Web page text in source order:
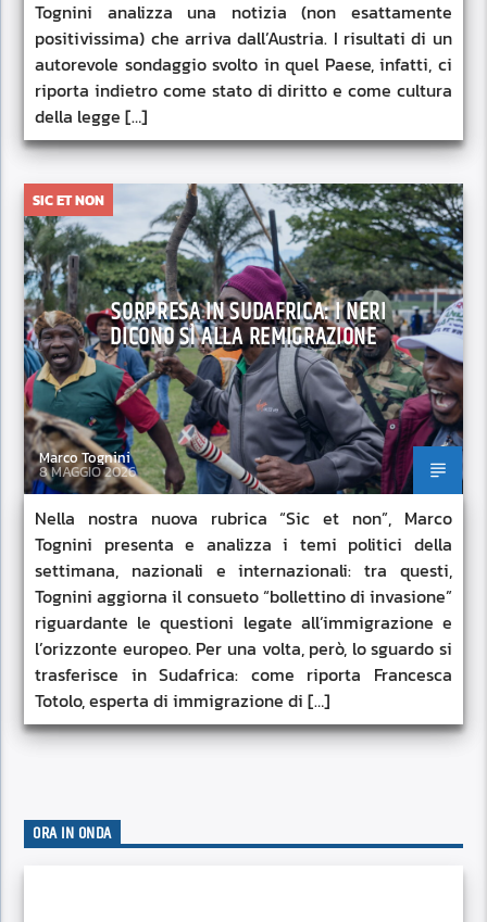
Tognini analizza una notizia (non esattamente
positivissima) che arriva dall’Austria. I risultati di un
autorevole sondaggio svolto in quel Paese, infatti, ci
riporta indietro come stato di diritto e come cultura
della legge […]
SIC ET NON
SORPRESA IN SUDAFRICA: I NERI
DICONO SÌ ALLA REMIGRAZIONE
Marco Tognini
8 MAGGIO 2026
Nella nostra nuova rubrica “Sic et non”, Marco
Tognini presenta e analizza i temi politici della
settimana, nazionali e internazionali: tra questi,
Tognini aggiorna il consueto “bollettino di invasione”
riguardante le questioni legate all’immigrazione e
l’orizzonte europeo. Per una volta, però, lo sguardo si
trasferisce in Sudafrica: come riporta Francesca
Totolo, esperta di immigrazione di […]
ORA IN ONDA